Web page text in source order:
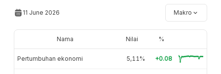
11 June 2026 Makro
Nama Nilai %
Pertumbuhan ekonomi 5,11% +0.08